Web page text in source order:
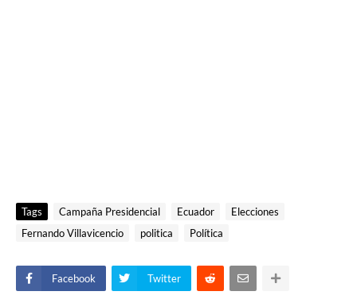
Tags Campaña Presidencial Ecuador
Elecciones
Fernando Villavicencio
politica Política
Facebook Twitter